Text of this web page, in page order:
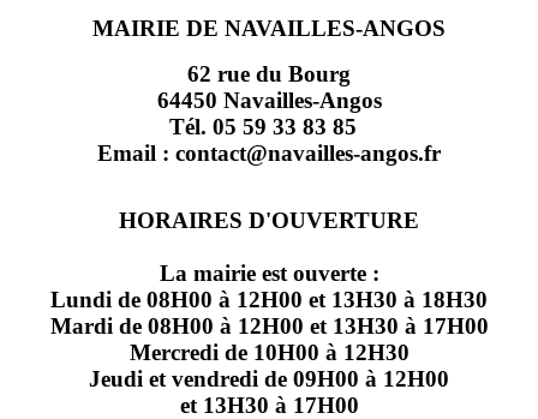
MAIRIE DE NAVAILLES-ANGOS
62 rue du Bourg
64450 Navailles-Angos
Tél. 05 59 33 83 85
Email : contact@navailles-angos.fr
HORAIRES D'OUVERTURE
La mairie est ouverte :
Lundi de 08H00 à 12H00 et 13H30 à 18H30
Mardi de 08H00 à 12H00 et 13H30 à 17H00
Mercredi de 10H00 à 12H30
Jeudi et vendredi de 09H00 à 12H00
et 13H30 à 17H00